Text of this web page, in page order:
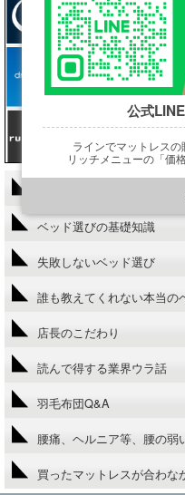
ベッド選びの基礎知識
失敗しないベッド選び
誰も教えてくれない本当の
店長のこだわり
読んで得する業界ウラ話
羽毛布団Q&A
腰痛、ヘルニア等、腰の弱
買ったマットレスが合わな
公式
ラインでマットレスの
リッチメニューの「価
https://